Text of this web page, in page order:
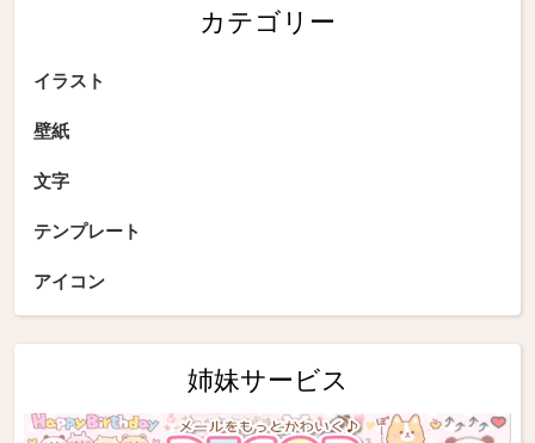
カテゴリー
イラスト
壁紙
文字
テンプレート
アイコン
姉妹サービス